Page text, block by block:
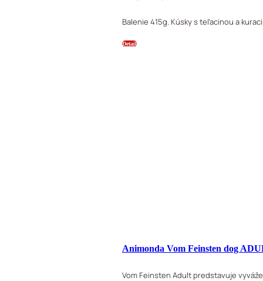
Balenie 415g. Kúsky s teľacinou a
Detail
Animonda Vom Feinsten dog
Vom Feinsten Adult predstavuje